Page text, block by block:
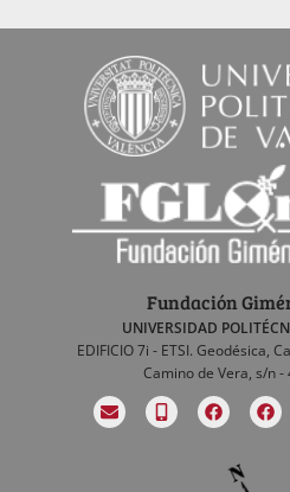
Fundación
UNIVERSIDAD
EDIFICIO 7i - ETSI. Geodésica,
Camino de Vera, s/n -